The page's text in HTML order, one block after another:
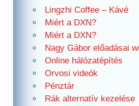
Lingzhi Coffee – Kávé
Miért a DXN?
Miért a DXN?
Nagy Gábor előadásai
Online hálózatépítés
Orvosi videók
Pénztár
Rák alternatív kezelése